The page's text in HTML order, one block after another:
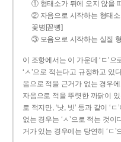
① 형태소가 뒤에 오지 않을
② 자음으로 시작하는 형태소
꽃병[꼳뼝]
③ 모음으로 시작하는 실질
이 조항에서는 이 가운데 ‘ㄷ’
‘ㅅ’으로 적는다고 규정하고 있
음으로 적을 근거가 없는 경우
자음으로 적을 뚜렷한 까닭이
로 적지만, ‘낫, 빗’ 등과 같이 ‘
없는 경우는 ‘ㅅ’으로 적는 것이
거가 있는 경우에는 당연히 ‘ㄷ